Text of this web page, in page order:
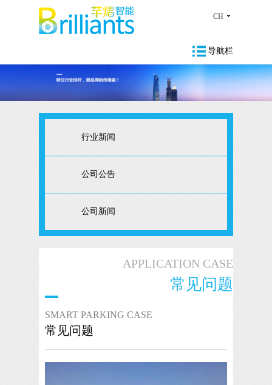
导航栏
CH
行业新闻
公司公告
公司新闻
APPLICATION CASE
常见问题
SMART PARKING CASE
常见问题